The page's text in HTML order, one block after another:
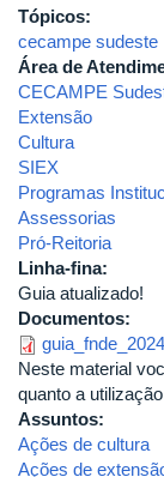
Tópicos:
cecampe sudeste
Área de
CECAMPE
Extensão
Cultura
SIEX
Programas
Assessorias
Pró-Reitoria
Linha-fina:
Guia atualizado!
Documentos:
Neste material
quanto a
Assuntos:
Ações de cultura
Ações de